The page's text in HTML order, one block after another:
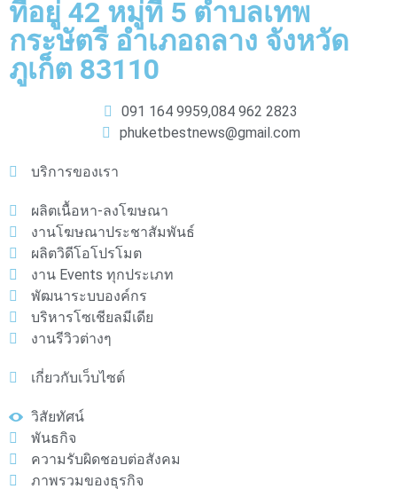
ที่อยู่ 42 หมู่ที่ 5 ตำบลเทพ
กระษัตรี อำเภอถลาง จังหวัด
ภูเก็ต 83110
091 164 9959,084 962 2823
phuketbestnews@gmail.com
บริการของเรา
ผลิตเนื้อหา-ลงโฆษณา
งานโฆษณาประชาสัมพันธ์
ผลิตวิดีโอโปรโมต
งาน Events ทุกประเภท
พัฒนาระบบองค์กร
บริหารโซเชียลมีเดีย
งานรีวิวต่างๆ
เกี่ยวกับเว็บไซต์
วิสัยทัศน์
พันธกิจ
ความรับผิดชอบต่อสังคม
ภาพรวมของธุรกิจ